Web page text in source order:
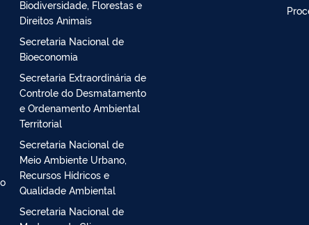
Secretaria Executiva
Biodiversidade, Florestas e
Direitos Animais
Secretaria Nacional de
Bioeconomia
Secretaria Extraordinária de
e Ordenamento Ambiental
Territorial
Secretaria Nacional de
Recursos Hídricos e